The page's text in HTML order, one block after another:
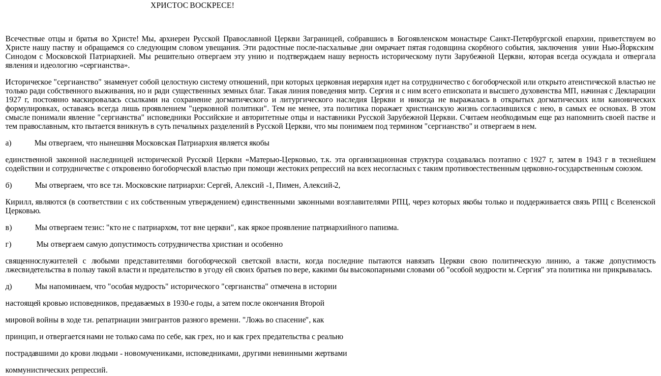
ХРИСТОС ВОСКРЕСЕ!
Всечестные отцы и братья во Христе! Мы, архиереи Русской Православной Церкви Заграницей, собравшись в Богоявленском монастыре Санкт-Петербургской епархии, приветствуем во
Христе нашу паству и обращаемся со следующим словом увещания. Эти радостные после-пасхальные дни омрачает пятая годовщина скорбного события, заключения
унии Нью-Йоркским
Синодом с Московской Патриархией. Мы решительно отвергаем эту унию и подтверждаем нашу верность историческому пути Зарубежной Церкви, которая всегда осуждала и отвергала
явления и идеологию «сергианства».
Историческое "сергианство" знаменует собой целостную систему отношений, при которых церковная иерархия идет на сотрудничество с богоборческой или открыто атеистической властью не
только ради собственного выживания, но и ради существенных земных благ. Такая линия поведения митр. Сергия и с ним всего епископата и высшего духовенства МП, начиная с Декларации
1927 г, постоянно маскировалась ссылками на сохранение догматического и литургического наследия Церкви и никогда не выражалась в открытых догматических или канонических
формулировках, оставаясь всегда лишь проявлением "церковной политики". Тем не менее, эта политика поражает христианскую жизнь согласившихся с нею, в самых ее основах. В этом
смысле понимали явление "сергианства" исповедники Российские и авторитетные отцы и наставники Русской Зарубежной Церкви. Считаем необходимым еще раз напомнить своей пастве и
тем православным, кто пытается вникнуть в суть печальных разделений в Русской Церкви, что мы понимаем под термином "сергианство" и отвергаем в нем.
а)
Мы отвергаем, что нынешняя Московская Патриархия является якобы
единственной законной наследницей исторической Русской Церкви «Матерью-Церковью, т.к. эта организационная структура создавалась поэтапно с 1927 г, затем в 1943 г в теснейшем
содействии и сотрудничестве с откровенно богоборческой властью при помощи жестоких репрессий на всех несогласных с таким противоестественным церковно-государственным союзом.
б)
Мы отвергаем, что все т.н. Московские патриархи: Сергей, Алексий -1, Пимен, Алексий-2,
Кирилл, являются (в соответствии с их собственным утверждением) единственными законными возглавителями РПЦ, через которых якобы только и поддерживается связь РПЦ с Вселенской
Церковью.
в)
Мы отвергаем тезис: "кто не с патриархом, тот вне церкви", как яркое проявление патриархийного папизма.
г)
Мы отвергаем самую допустимость сотрудничества христиан и особенно
священнослужителей с любыми представителями богоборческой светской власти, когда последние пытаются навязать Церкви свою политическую линию, а также допустимость
лжесвидетельства в пользу такой власти и предательство в угоду ей своих братьев по вере, какими бы высокопарными словами об "особой мудрости м. Сергия" эта политика ни прикрывалась.
д)
Мы напоминаем, что "особая мудрость" исторического "сергианства" отмечена в истории
настоящей кровью исповедников, предаваемых в 1930-е годы, а затем после окончания Второй
мировой войны в ходе т.н. репатриации эмигрантов разного времени. "Ложь во спасение", как
принцип, и отвергается нами не только сама по себе, как грех, но и как грех предательства с реально
пострадавшими до крови людьми - новомучениками, исповедниками, другими невинными жертвами
коммунистических репрессий.